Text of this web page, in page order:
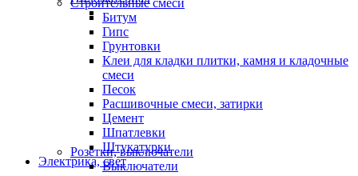
Битум
Гипс
Грунтовки
Клеи для кладки плитки, камня и кладочные
смеси
Песок
Расшивочные смеси, затирки
Цемент
Шпатлевки
Штукатурки
Электрика, свет
Розетки, выключатели
Выключатели